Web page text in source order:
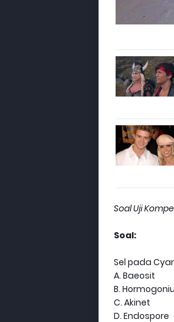
Soal Uji
Soal:
Sel pada
A. Baeosit
B.
C. Akinet
D. Endospore